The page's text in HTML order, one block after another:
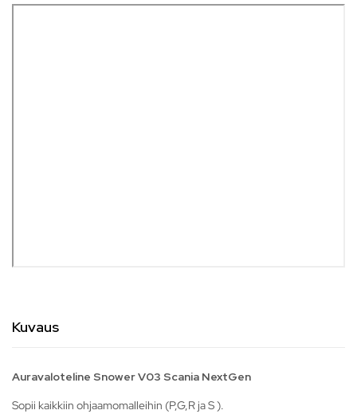
Kuvaus
Auravaloteline Snower V03 Scania NextGen
Sopii kaikkiin ohjaamomalleihin (P,G,R ja S ).